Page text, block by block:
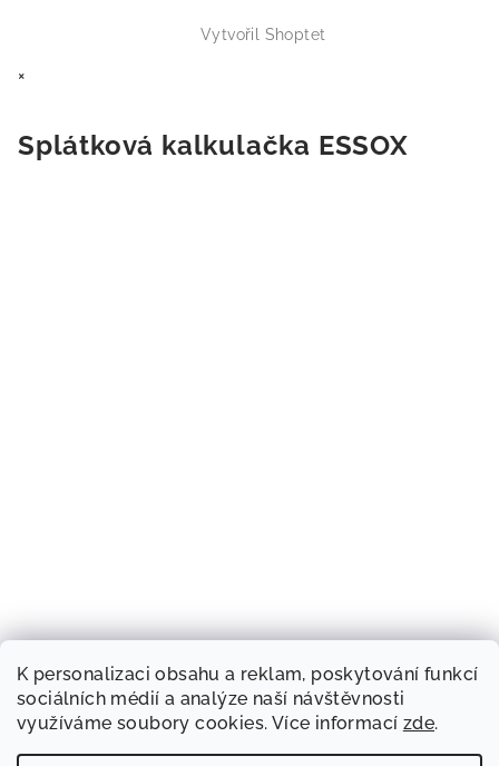
K personalizaci obsahu a reklam, poskytování funkcí
sociálních médií a analýze naší návštěvnosti
využíváme soubory cookies. Více informací zde.
Vytvořil Shoptet
×
Splátková kalkulačka ESSOX